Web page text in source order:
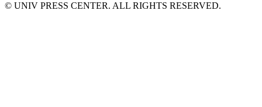
© UNIV PRESS CENTER. ALL RIGHTS RESERVED.